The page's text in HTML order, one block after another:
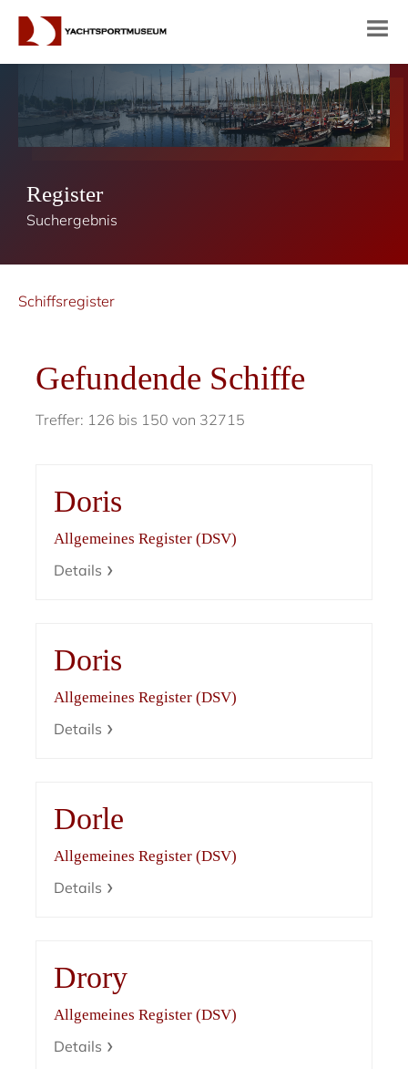
Register
Suchergebnis
Schiffsregister
Gefundende Schiffe
Treffer: 126 bis 150 von 32715
Doris
Allgemeines Register (DSV)
Details
Doris
Allgemeines Register (DSV)
Details
Dorle
Allgemeines Register (DSV)
Details
Drory
Allgemeines Register (DSV)
Details